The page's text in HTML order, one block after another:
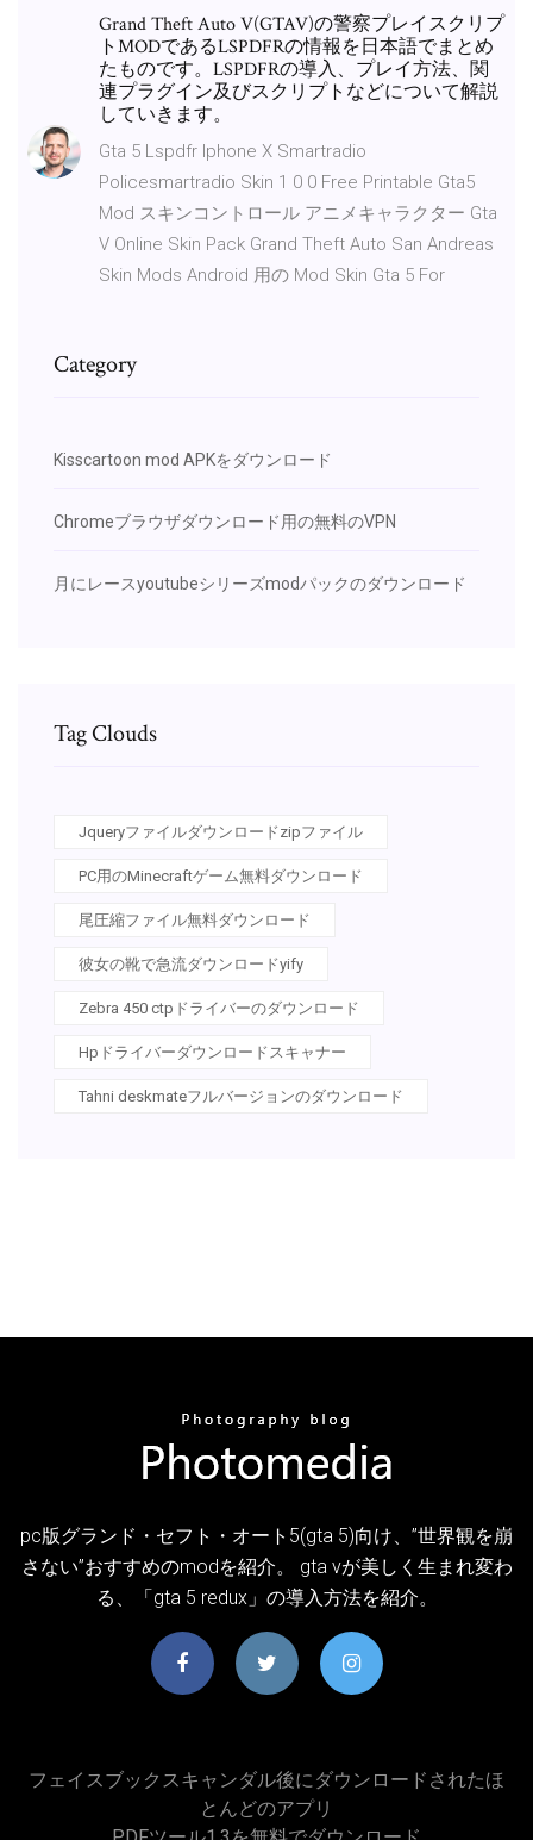
Grand Theft Auto V(GTAV)の警察プレイスクリプ
トMODであるLSPDFRの情報を日本語でまとめ
たものです。LSPDFRの導入、プレイ方法、関
連プラグイン及びスクリプトなどについて解説
していきます。
Gta 5 Lspdfr Iphone X Smartradio
Policesmartradio Skin 1 0 0 Free Printable Gta5
Mod スキンコントロール アニメキャラクター Gta
V Online Skin Pack Grand Theft Auto San Andreas
Skin Mods Android 用の Mod Skin Gta 5 For
Category
Kisscartoon mod APKをダウンロード
Chromeブラウザダウンロード用の無料のVPN
月にレースyoutubeシリーズmodパックのダウンロード
Tag Clouds
Jqueryファイルダウンロードzipファイル
PC用のMinecraftゲーム無料ダウンロード
尾圧縮ファイル無料ダウンロード
彼女の靴で急流ダウンロードyify
Zebra 450 ctpドライバーのダウンロード
Hpドライバーダウンロードスキャナー
Tahni deskmateフルバージョンのダウンロード
pc版グランド・セフト・オート5(gta 5)向け、”世界観を崩
さない”おすすめのmodを紹介。 gta vが美しく生まれ変わ
る、「gta 5 redux」の導入方法を紹介。
フェイスブックスキャンダル後にダウンロードされたほ
とんどのアプリ